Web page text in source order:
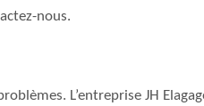
nous.
L’entreprise JH